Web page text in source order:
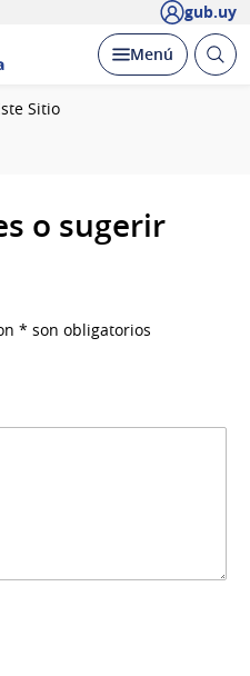
gub.uy
Desplegar
Menú Abrir
Sitio
o sugerir
* son obligatorios